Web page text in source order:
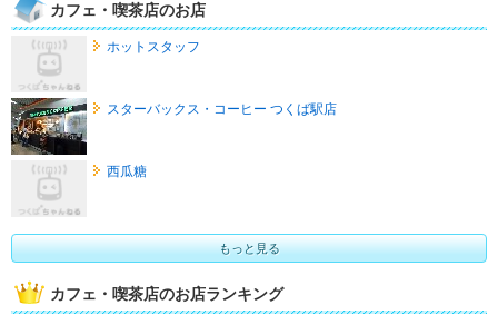
カフェ・喫茶店のお店
ホットスタッフ
スターバックス・コーヒー つくば駅店
西瓜糖
もっと見る
カフェ・喫茶店のお店ランキング